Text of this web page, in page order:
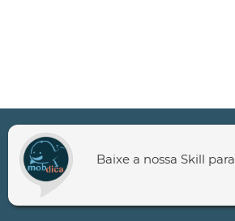
Baixe a nossa Skill para